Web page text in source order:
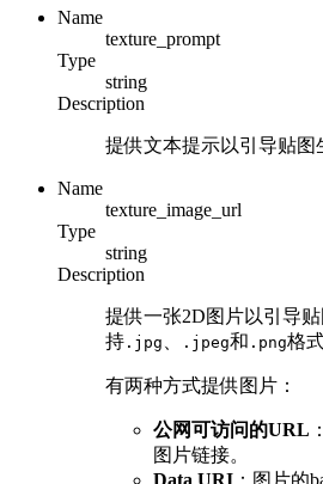
Name
texture_prompt
Type
string
Description
提供文本提示以引导贴图
Name
texture_image_url
Type
string
Description
提供一张2D图片以引导
持 .jpg .jpeg和 .png格式
有两种方式提供图片：
公网可访问的URL
图片链接。